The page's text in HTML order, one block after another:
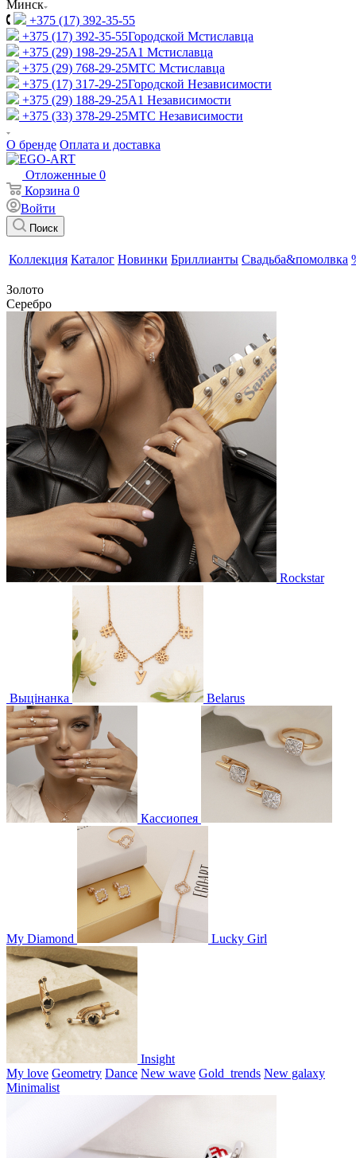
Минск
+375 (17) 392-35-55
+375 (17) 392-35-55Городской Мстиславца
+375 (29) 198-29-25A1 Мстиславца
+375 (29) 768-29-25МТС Мстиславца
+375 (17) 317-29-25Городской Независимости
+375 (29) 188-29-25A1 Независимости
+375 (33) 378-29-25МТС Независимости
О бренде Оплата и доставка
Отложенные 0
Корзина 0
Войти
Поиск
Коллекция Каталог Новинки Бриллианты Свадьба&помолвка
Золото
Серебро
Rockstar
Выцінанка Belarus
Кассиопея
My Diamond Lucky Girl
Insight
My love Geometry Dance New wave Gold_trends New galaxy
Minimalist